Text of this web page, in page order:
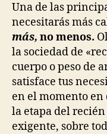
Una de las
necesitarás más
más, no menos.
la sociedad de
cuerpo o peso de
satisface tus
en el momento en
la etapa del
exigente, sobre